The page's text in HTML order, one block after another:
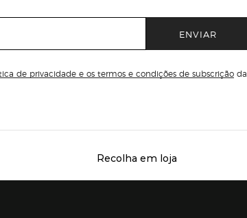
ENVIAR
de privacidade e os termos e condições de subscrição da
Servicios destacados
Recolha em loja